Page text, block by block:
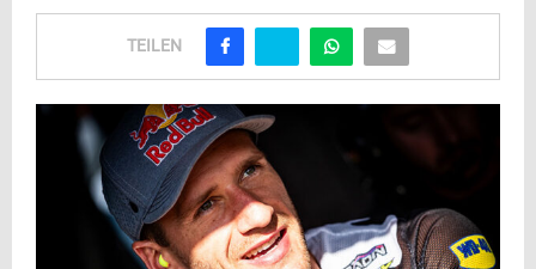
TEILEN